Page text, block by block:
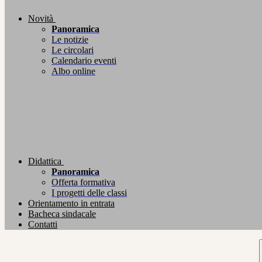
Novità
Panoramica
Le notizie
Le circolari
Calendario eventi
Albo online
Didattica
Panoramica
Offerta formativa
I progetti delle classi
Orientamento in entrata
Bacheca sindacale
Contatti